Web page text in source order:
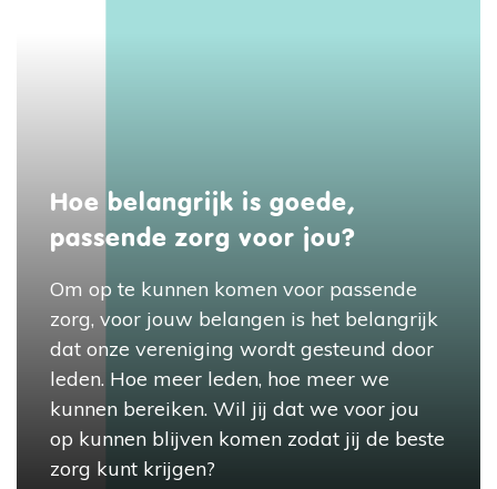
Hoe belangrijk is goede,
passende zorg voor jou?
Om op te kunnen komen voor passende
zorg, voor jouw belangen is het belangrijk
dat onze vereniging wordt gesteund door
leden. Hoe meer leden, hoe meer we
kunnen bereiken. Wil jij dat we voor jou
op kunnen blijven komen zodat jij de beste
zorg kunt krijgen?